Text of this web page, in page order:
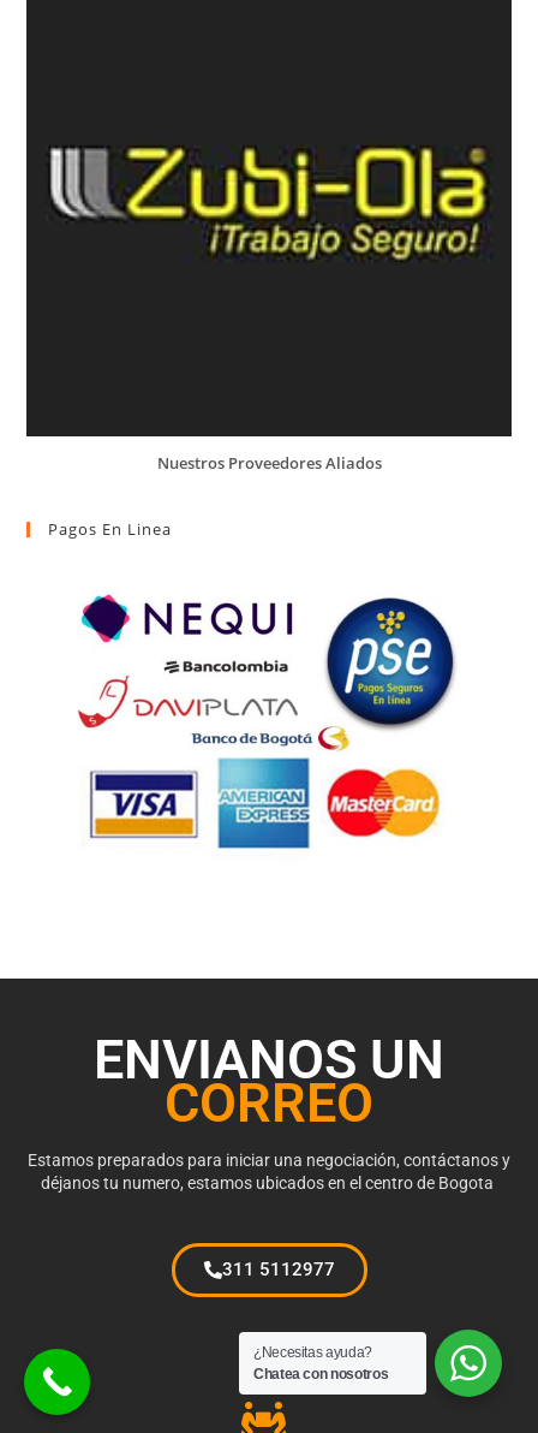
Nuestros Proveedores Aliados
Pagos En Linea
ENVIANOS UN
CORREO
Estamos preparados para iniciar una negociación, contáctanos y
déjanos tu numero, estamos ubicados en el centro de Bogota
311 5112977
¿Necesitas ayuda?
Chatea con nosotros